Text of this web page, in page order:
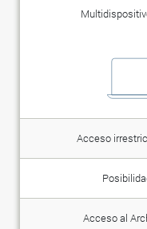
Acceso
Acceso al